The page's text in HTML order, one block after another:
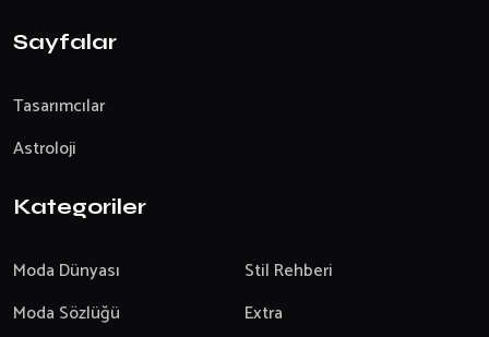
Sayfalar
Tasarımcılar
Astroloji
Kategoriler
Moda Dünyası
Stil Rehberi
Moda Sözlüğü
Extra